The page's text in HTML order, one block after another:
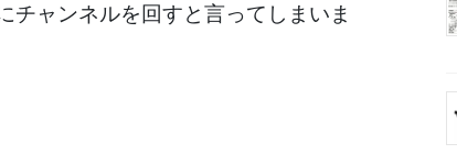
ャンネルを回すと言ってしまいま